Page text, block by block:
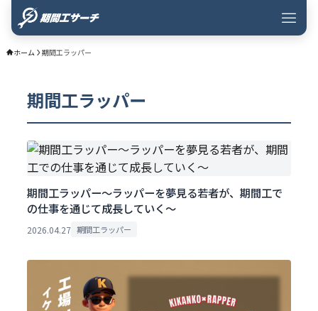
ホーム 期間工ラッパー
期間工ラッパー
期間工ラッパー〜ラッパーを夢見る若者が、期間工で
の仕事を通じて成長していく〜
2026.04.27 期間工ラッパー